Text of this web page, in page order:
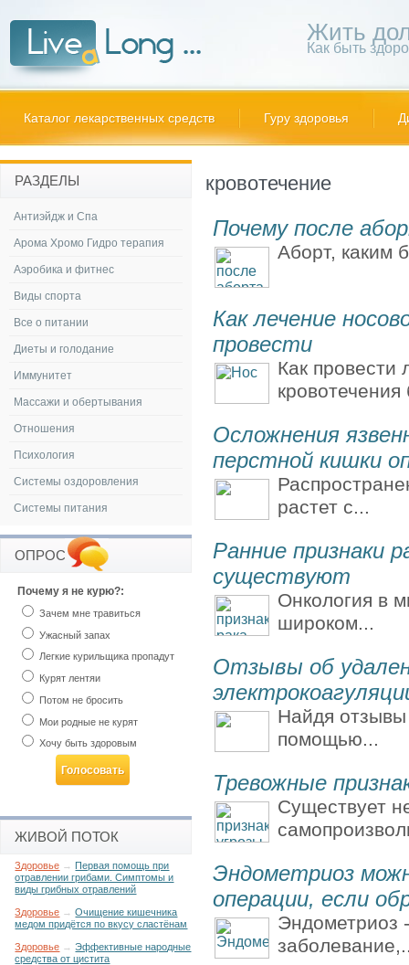
Жить
Как быть
Каталог лекарственных средств Гуру здоровья
кровотечение
Почему после
Аборт, каким
Как лечение
провести
Как провести
Осложнения
перстной кишки
растет с...
Ранние признаки
существуют
Онкология в
широком...
Отзывы об
Найдя
помощью...
Тревожные
Существует
Эндометриоз
операции, если
Эндометриоз
РАЗДЕЛЫ
Антиэйдж и Спа
Арома Хромо Гидро терапия
Аэробика и фитнес
Виды спорта
Все о питании
Диеты и голодание
Иммунитет
Массажи и обертывания
Отношения
Психология
Системы оздоровления
Системы питания
ОПРОС
Почему я не курю?:
Зачем мне травиться
Ужасный запах
Легкие курильщика пропадут
Курят лентяи
Потом не бросить
Мои родные не курят
Хочу быть здоровым
ЖИВОЙ ПОТОК
Здоровье → Первая помощь при
отравлении грибами. Симптомы и
виды грибных отравлений
Здоровье →Очищение кишечника
медом придётся по вкусу сластёнам
Здоровье →Эффективные народные
средства от цистита